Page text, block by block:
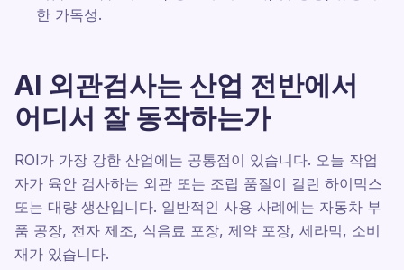
한 가독성.
AI 외관검사는 산업 전반에서
어디서 잘 동작하는가
ROI가 가장 강한 산업에는 공통점이 있습니다. 오늘 작업
자가 육안 검사하는 외관 또는 조립 품질이 걸린 하이믹스
또는 대량 생산입니다. 일반적인 사용 사례에는 자동차 부
품 공장, 전자 제조, 식음료 포장, 제약 포장, 세라믹, 소비
재가 있습니다.